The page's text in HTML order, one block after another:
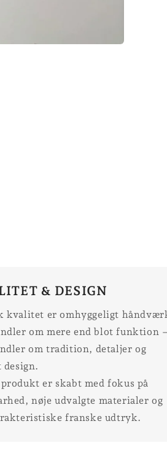
& DESIGN
kvalitet er omhyggeligt
om mere end blot funktion –
om tradition, detaljer og
er skabt med fokus på
nøje udvalgte materialer og
franske udtryk.